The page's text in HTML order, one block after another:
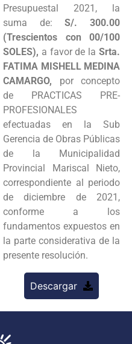
Intranet
Presupuestal 2021, la
suma de:S/. 300.00
(Trescientos con 00/100
SOLES), a favor de la Srta.
FATIMA MISHELL MEDINA
CAMARGO, por concepto
de PRACTICAS PRE-
PROFESIONALES
efectuadas en la Sub
Gerencia de Obras Públicas
de la Municipalidad
Provincial Mariscal Nieto,
correspondiente al periodo
de diciembre de 2021,
conforme a los
fundamentos expuestos en
la parte considerativa de la
presente resolución.
Descargar